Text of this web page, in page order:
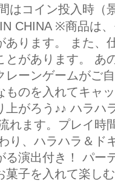
はコイン投入時（
CHINA ※商品は
あります。 また、
とがあります。 あ
レーンゲームがご
ものを入れてキャ
上がろう♪♪ ハラハ
れます。プレイ時
り、ハラハラ＆ド
る演出付き！ パー
菓子を入れて楽し